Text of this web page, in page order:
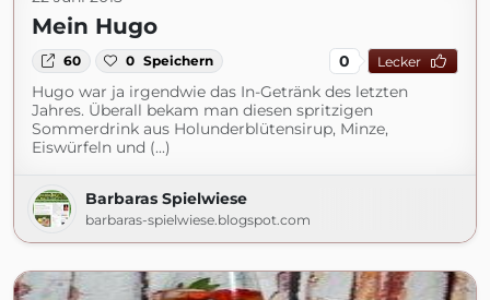
Mein Hugo
60 0 Speichern 0 Lecker
Hugo war ja irgendwie das In-Getränk des letzten
Jahres. Überall bekam man diesen spritzigen
Sommerdrink aus Holunderblütensirup, Minze,
Eiswürfeln und (...)
Barbaras Spielwiese
barbaras-spielwiese.blogspot.com